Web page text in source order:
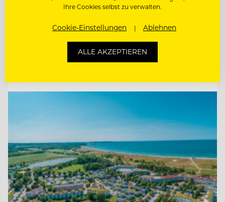
FRONT OFFICE & RESERVIERUNGS
OFFICE SPECIALIST (M/W/D)
Ihre Cookies selbst zu verwalten.
Cookie-Einstellungen Ablehnen
ALLE AKZEPTIEREN